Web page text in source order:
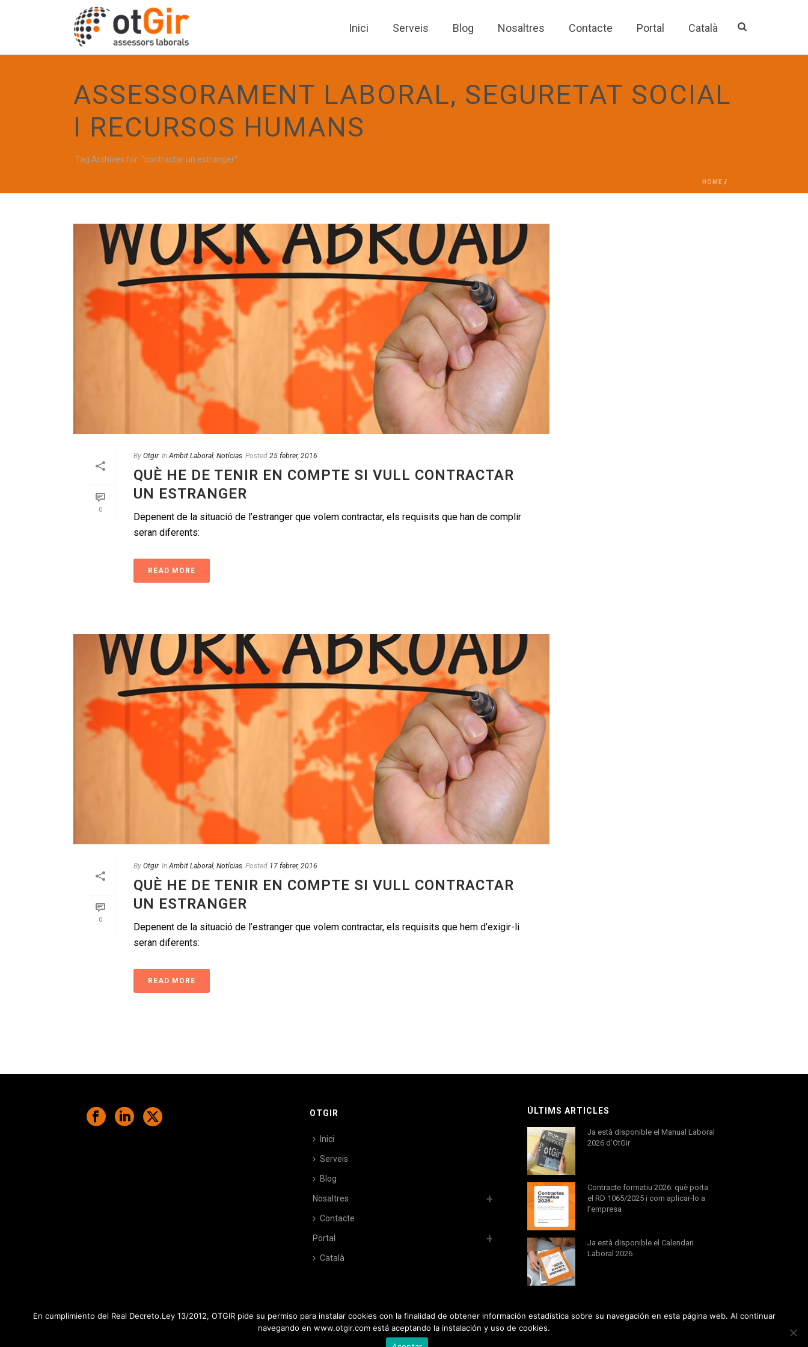
Inici Serveis Blog Nosaltres Contacte Portal Català
ASSESSORAMENT LABORAL, SEGURETAT SOCIAL
I RECURSOS HUMANS
Tag Archives for: "contractar un estranger"
HOME /
0
By Otgir In Ambit Laboral, Notícias Posted 25 febrer, 2016
QUÈ HE DE TENIR EN COMPTE SI VULL CONTRACTAR
UN ESTRANGER
Depenent de la situació de l’estranger que volem contractar, els requisits que han de complir
seran diferents:
READ MORE
0
By Otgir In Ambit Laboral, Notícias Posted 17 febrer, 2016
QUÈ HE DE TENIR EN COMPTE SI VULL CONTRACTAR
UN ESTRANGER
Depenent de la situació de l’estranger que volem contractar, els requisits que hem d’exigir-li
seran diferents:
READ MORE
OTGIR
Inici
Serveis
Blog
Nosaltres
Contacte
Portal
Català
ÚLTIMS ARTICLES
Ja està disponible el Manual Laboral
2026 d’OtGir
Contracte formatiu 2026: què porta
el RD 1065/2025 i com aplicar-lo a
l’empresa
Ja està disponible el Calendari
Laboral 2026
En cumplimiento del Real Decreto.Ley 13/2012, OTGIR pide su permiso para instalar cookies con la finalidad de obtener información estadística sobre su navegación en esta página web. Al continuar
navegando en www.otgir.com está aceptando la instalación y uso de cookies.